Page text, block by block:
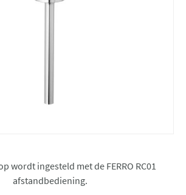
wordt ingesteld met de FERRO RC01
afstandbediening.